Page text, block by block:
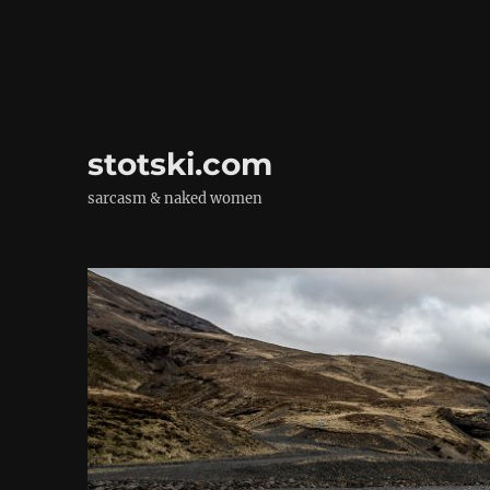
stotski.com
sarcasm & naked women